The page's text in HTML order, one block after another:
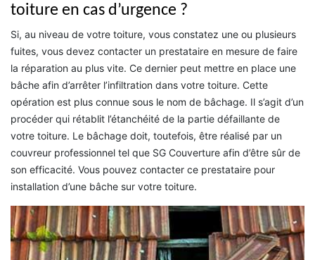
toiture en cas d’urgence ?
Si, au niveau de votre toiture, vous constatez une ou plusieurs
fuites, vous devez contacter un prestataire en mesure de faire
la réparation au plus vite. Ce dernier peut mettre en place une
bâche afin d’arrêter l’infiltration dans votre toiture. Cette
opération est plus connue sous le nom de bâchage. Il s’agit d’un
procéder qui rétablit l’étanchéité de la partie défaillante de
votre toiture. Le bâchage doit, toutefois, être réalisé par un
couvreur professionnel tel que SG Couverture afin d’être sûr de
son efficacité. Vous pouvez contacter ce prestataire pour
installation d’une bâche sur votre toiture.